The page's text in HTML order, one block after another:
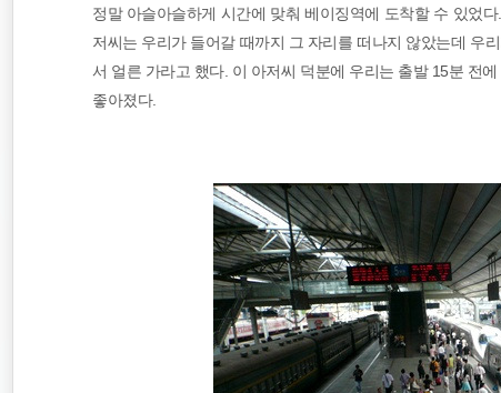
정말 아슬아슬하게 시간에 맞춰 베이징역에 도착할 수 있었
저씨는 우리가 들어갈 때까지 그 자리를 떠나지 않았는데 우
서 얼른 가라고 했다. 이 아저씨 덕분에 우리는 출발 15분 전
좋아졌다.